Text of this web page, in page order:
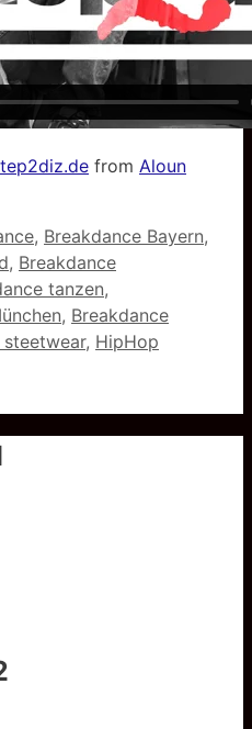
from Aloun
, Breakdance Bayern,
, Breakdance
tanzen,
, Breakdance
steetwear, HipHop